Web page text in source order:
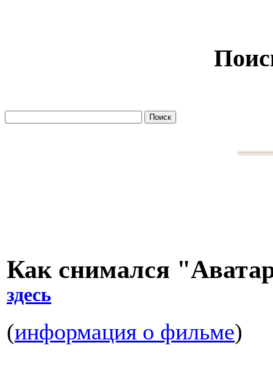
Как снимался
здесь
(информация о фильме)